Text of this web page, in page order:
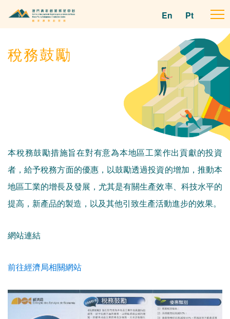
En Pt
稅務鼓勵
本稅務鼓勵措施旨在對有意為本地區工業作出貢獻的投資
者，給予稅務方面的優惠，以鼓勵透過投資的增加，推動本
地區工業的增長及發展，尤其是有關生產效率、科技水平的
提高，新產品的製造，以及其他引致生產活動進步的效果。
網站連結
前往經濟局相關網站